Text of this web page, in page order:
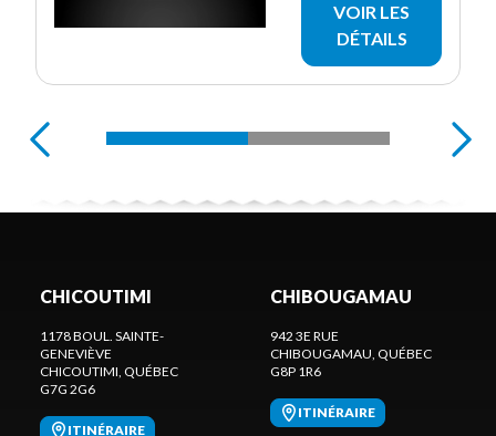
VOIR LES
DÉTAILS
CHICOUTIMI
1178 BOUL. SAINTE-
GENEVIÈVE
CHICOUTIMI, QUÉBEC
G7G 2G6
ITINÉRAIRE
CHIBOUGAMAU
942 3E RUE
CHIBOUGAMAU, QUÉBEC
G8P 1R6
ITINÉRAIRE